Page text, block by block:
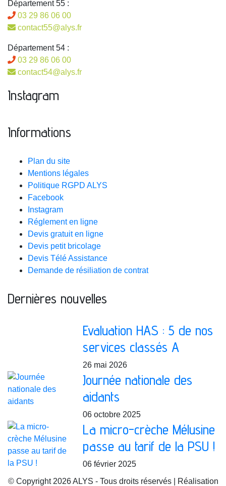
Département 55 :
03 29 86 06 00
contact55@alys.fr
Département 54 :
03 29 86 06 00
contact54@alys.fr
Instagram
Informations
Plan du site
Mentions légales
Politique RGPD ALYS
Facebook
Instagram
Réglement en ligne
Devis gratuit en ligne
Devis petit bricolage
Devis Télé Assistance
Demande de résiliation de contrat
Dernières nouvelles
Evaluation HAS : 5 de nos
services classés A
26 mai 2026
Journée nationale des
aidants
06 octobre 2025
La micro-crèche Mélusine
passe au tarif de la PSU !
06 février 2025
© Copyright 2026 ALYS - Tous droits réservés | Réalisation